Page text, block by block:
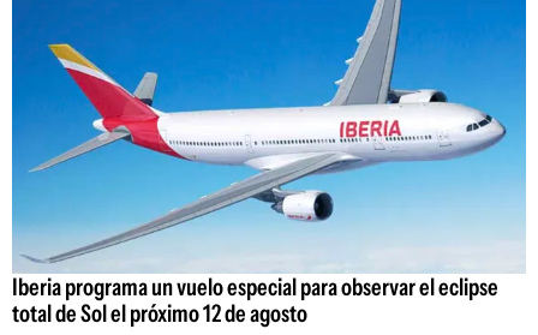
Iberia programa un vuelo especial para observar el eclipse
total de Sol el próximo 12 de agosto